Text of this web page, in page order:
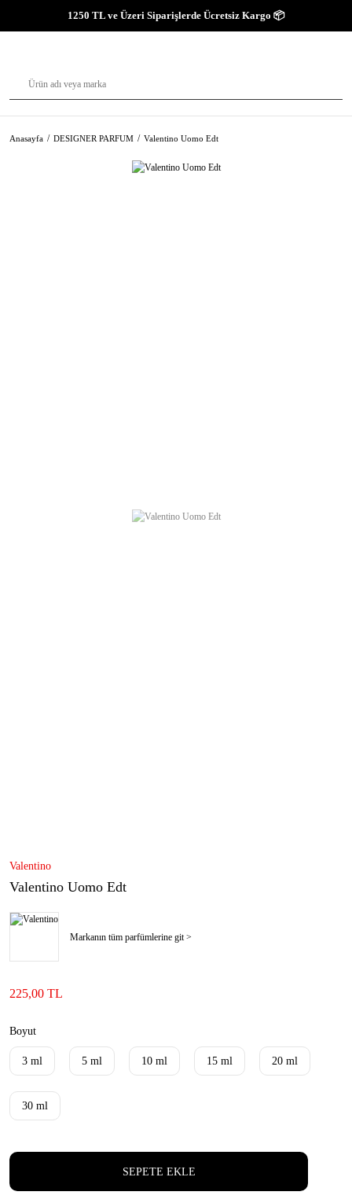
1250 TL ve Üzeri Siparişlerde Ücretsiz Kargo 📦
Anasayfa DESIGNER PARFUM Valentino Uomo Edt
Valentino
Valentino Uomo Edt
Markanın tüm parfümlerine git >
225,00 TL
Boyut
3 ml 5 ml 10 ml 15 ml 20 ml
30 ml
SEPETE EKLE